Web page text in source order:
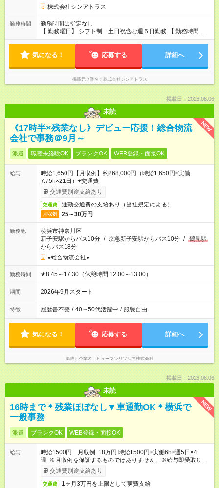
株式会社シンアトラス
勤務時間
勤務時間は指定なし
【 勤務曜日】 シフト制 土日祝含む週５日勤務 【 勤務時間 】
・ 9：00～20：00（実働8h／休憩１h） ※残業ほとんどありま
気になる！ 応募する 詳細へ
掲載元企業名 株式会社シンアトラス
掲載日：2026.08.06
未読
NEW
《17時半×残業なし》デビュー応援！総合物流
会社で事務＠9月～
派遣 職種未経験OK ブランクOK WEB登録・面接OK
給与
時給1,650円【月収例】約268,000円（時給1,650円×実働
7.75h×21日）+交通費
交通費別途支給あり
交通費 通勤交通費の支給あり（当社規定による）
月収例 25～30万円
勤務地
横浜市神奈川区
新子安駅からバス10分 / 京急新子安駅からバス10分 / 鶴見駅
からバス18分
●総合物流会社●
勤務時間 ★8:45～17:30（休憩時間 12:00～13:00）
期間 2026年9月スタート
特徴 履歴書不要 / 40～50代活躍中 / 服装自由
気になる！ 応募する 詳細へ
掲載元企業名 ヒューマンリソシア株式会社
掲載日：2026.08.06
未読
NEW
16時まで＊残業ほぼなし▼車通勤OK＊横浜で
一般事務
派遣 ブランクOK WEB登録・面接OK
給与
時給1500円 月収例 18万円 時給1500円×実働6h×週5日×4
週 ※月収例を保証するものではありません。※給与即受取りサ
ービス利用可（利用条件有）
交通費別途支給あり
交通費 1ヶ月3万円を上限として実費支給